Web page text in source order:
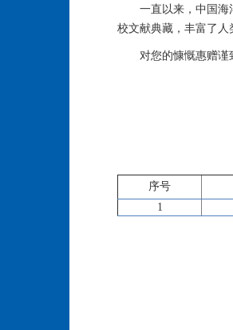
一直以来，中国海
校文献典藏，丰富了人
对您的慷慨惠赠谨
序号
1